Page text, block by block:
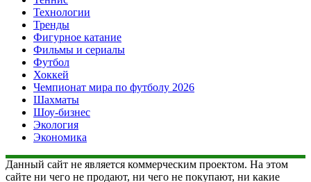
Технологии
Тренды
Фигурное катание
Фильмы и сериалы
Футбол
Хоккей
Чемпионат мира по футболу 2026
Шахматы
Шоу-бизнес
Экология
Экономика
Данный сайт не является коммерческим проектом. На этом
сайте ни чего не продают, ни чего не покупают, ни какие